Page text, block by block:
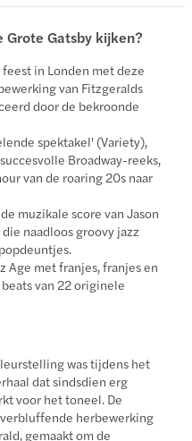
Grote Gatsby kijken?
in Londen met deze
van Fitzgeralds
door de bekroonde
spektakel' (Variety),
Broadway-reeks,
van de roaring 20s naar
muzikale score van Jason
naadloos groovy jazz
Age met franjes, franjes en
van 22 originele
was tijdens het
dat sindsdien erg
voor het toneel. De
verbluffende herbewerking
gemaakt om de